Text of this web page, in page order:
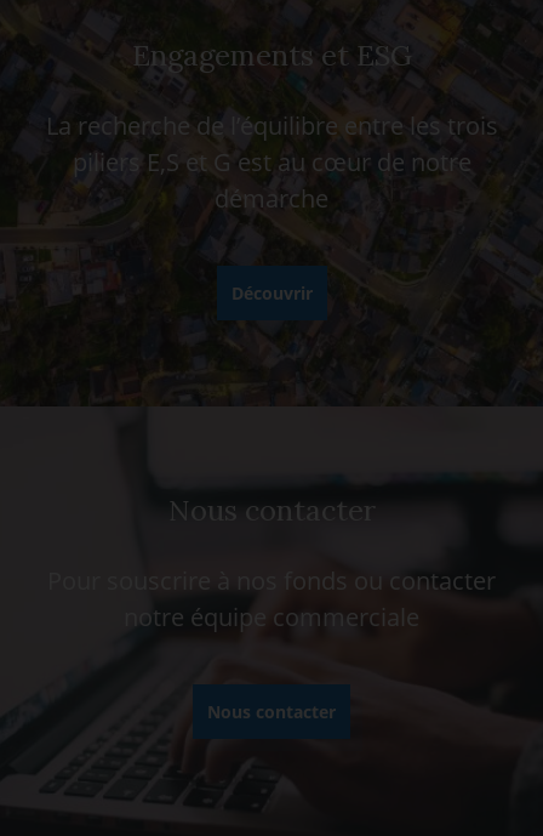
Engagements et ESG
La recherche de l’équilibre entre les trois
piliers E,S et G est au cœur de notre
démarche
Découvrir
Nous contacter
Pour souscrire à nos fonds ou contacter
notre équipe commerciale
Nous contacter